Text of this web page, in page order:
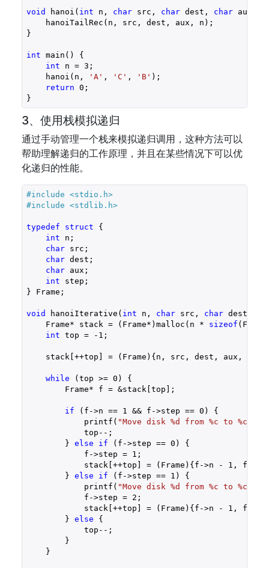
void hanoi( int n, char src, char dest, char aux) {
    hanoiTailRec(n, src, dest, aux, n);
}
int main() {
int n = 3 ;
    hanoi(n,
'A' , 'C' , 'B' );
return 0 ;
3、使用栈模拟递归
通过手动管理一个栈来模拟递归调用，这种方法可以
帮助理解递归的工作原理，并且在某些情况下可以优
化递归的性能。
#include <stdio.h>
#include <stdlib.h>
typedef struct {
int n;
char src;
char dest;
char aux;
int step;
} Frame;
void hanoiIterative( int n, char src, char dest,
    Frame* stack = (Frame*)malloc(n *
sizeof
int top = -1 ;
    stack[++top] = (Frame){n, src, dest, aux,
while (top >= 0 ) {
        Frame* f = &stack[top];
if (f->n == 1 && f->step == 0 ) {
            printf(
"Move disk %d from %c to %c\n"
            top--;
        }
else if (f->step == 0 ) {
            f->step =
1 ;
            stack[++top] = (Frame){f->n -
1 , f-
        }
else if (f->step == 1 ) {
            printf(
"Move disk %d from %c to %c\n"
            f->step =
2 ;
            stack[++top] = (Frame){f->n -
1 , f-
        }
else {
            top--;
        }
    }